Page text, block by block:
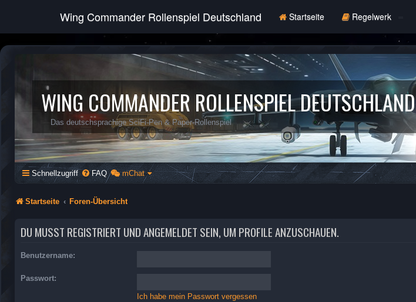
Wing Commander Rollenspiel Deutschland Startseite Regelwerk
WING COMMANDER ROLLENSPIEL DEUTSCHLAND
Das deutschsprachige SciFi-Pen & Paper-Rollenspiel
Schnellzugriff FAQ mChat
Startseite Foren-Übersicht
DU MUSST REGISTRIERT UND ANGEMELDET SEIN, UM PROFILE ANZUSCHAUEN.
Benutzername:
Passwort:
Ich habe mein Passwort vergessen